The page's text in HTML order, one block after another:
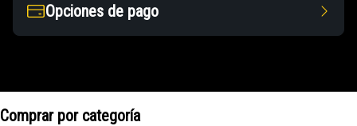
Opciones de pago
Comprar por categoría